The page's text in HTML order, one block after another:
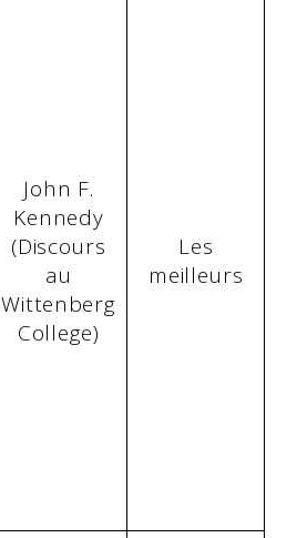
John F.
Kennedy
(Discours
au
Wittenberg
College)
Les
meilleurs